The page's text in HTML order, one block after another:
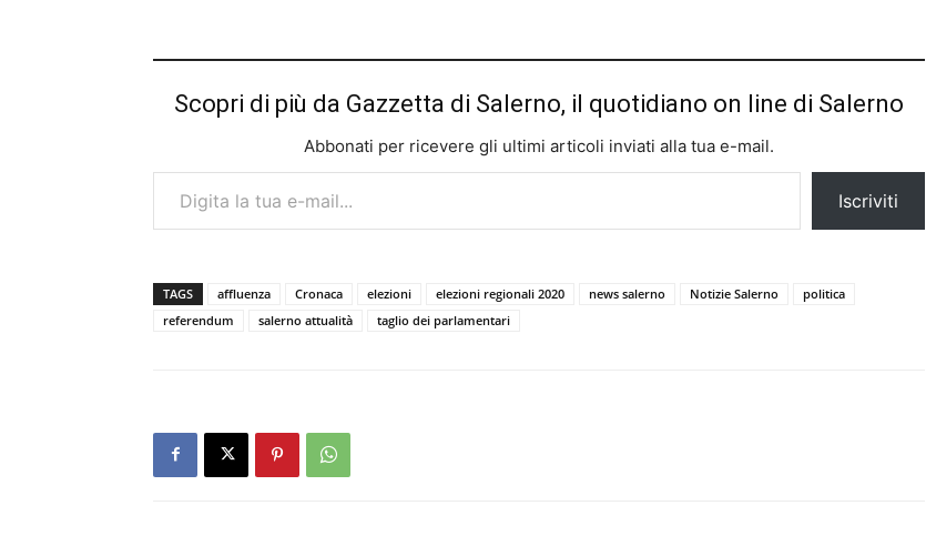
Scopri di più da Gazzetta di Salerno, il quotidiano on line di Salerno
Abbonati per ricevere gli ultimi articoli inviati alla tua e-mail.
Digita la tua e-mail...
Iscriviti
TAGS affluenza Cronaca elezioni elezioni regionali 2020 news salerno Notizie Salerno
politica
referendum
salerno attualità taglio dei parlamentari